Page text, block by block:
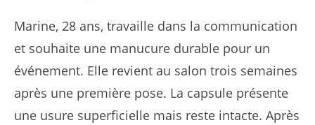
Marine, 28 ans, travaille dans la communication
et souhaite une manucure durable pour un
événement. Elle revient au salon trois semaines
après une première pose. La capsule présente
une usure superficielle mais reste intacte. Après